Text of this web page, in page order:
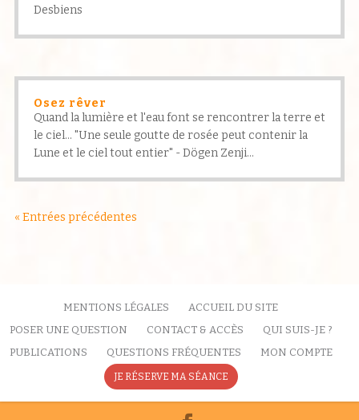
Desbiens
Osez rêver
Quand la lumière et l'eau font se rencontrer la terre et
le ciel... "Une seule goutte de rosée peut contenir la
Lune et le ciel tout entier" - Dögen Zenji...
« Entrées précédentes
MENTIONS LÉGALES
ACCUEIL DU SITE
POSER UNE QUESTION
CONTACT & ACCÈS
QUI SUIS-JE ?
PUBLICATIONS
QUESTIONS FRÉQUENTES MON COMPTE
JE RÉSERVE MA SÉANCE